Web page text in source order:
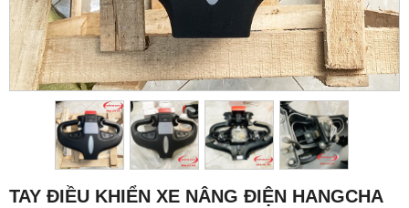
TAY ĐIỀU KHIỂN XE NÂNG ĐIỆN HANGCHA